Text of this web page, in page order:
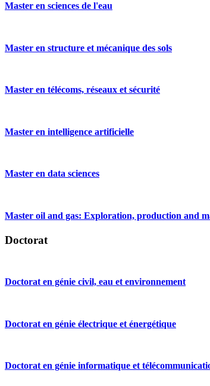
Master en sciences de l'eau
Master en structure et mécanique des sols
Master en télécoms, réseaux et sécurité
Master en intelligence artificielle
Master en data sciences
Master oil and gas: Exploration, production and
Doctorat
Doctorat en génie civil, eau et environnement
Doctorat en génie électrique et énergétique
Doctorat en génie informatique et